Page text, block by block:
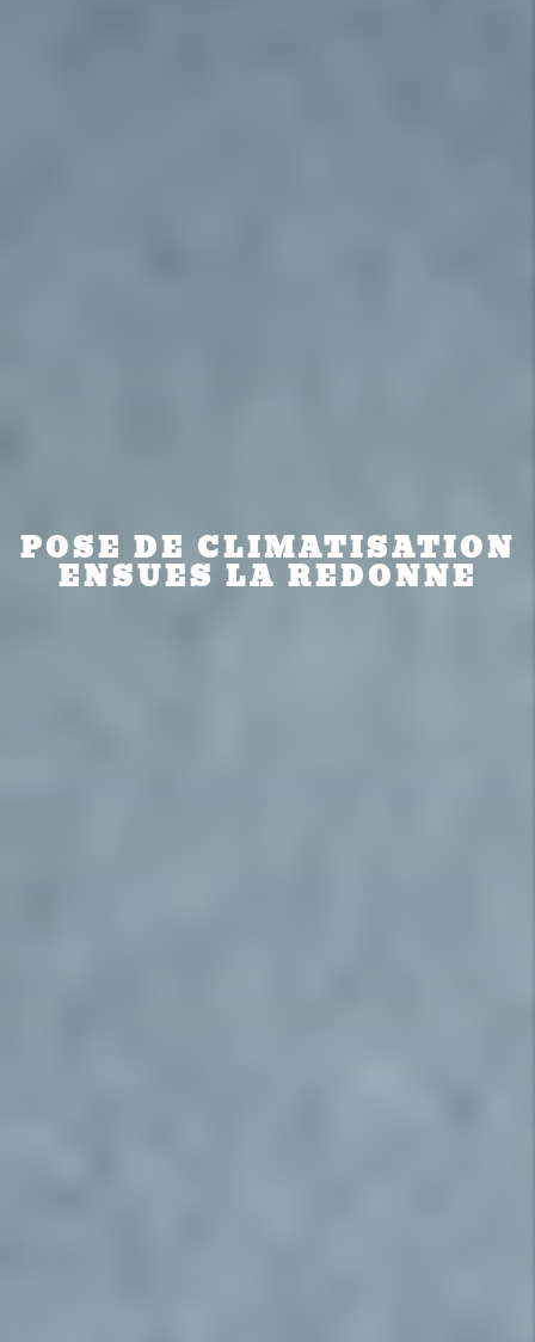
POSE DE CLIMATISATION
ENSUES LA REDONNE